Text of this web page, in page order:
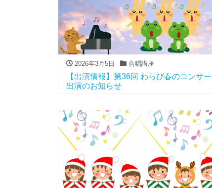
2026年3月5日 合唱講座
【出演情報】第36回 わらび春のコンサー
出演のお知らせ